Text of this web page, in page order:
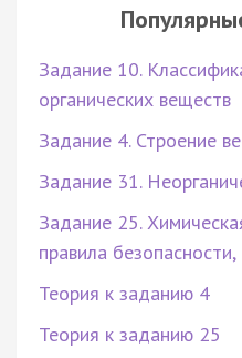
Задание 10.
органических веществ
Задание 4. Строение
Задание 31.
Задание 25.
правила
Теория к заданию 4
Теория к заданию 25